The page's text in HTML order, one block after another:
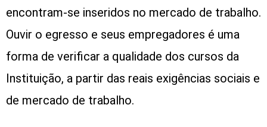
encontram-se inseridos no mercado de trabalho.
Ouvir o egresso e seus empregadores é uma
forma de verificar a qualidade dos cursos da
Instituição, a partir das reais exigências sociais e
de mercado de trabalho.